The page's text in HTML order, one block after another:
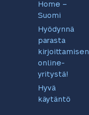
Home –
Suomi
Hyödynnä
parasta
kirjoittamisen
online-
yritystä!
Hyvä
käytäntö